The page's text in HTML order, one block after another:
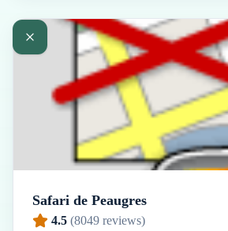
Safari de Peaugres
4.5 (8049 reviews)